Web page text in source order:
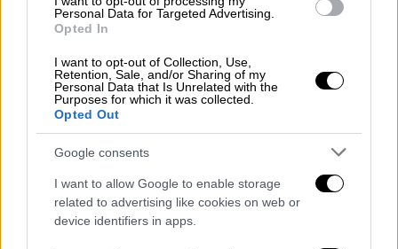
Personal Data for Targeted Advertising.
Opted In
I want to opt-out of Collection, Use,
Retention, Sale, and/or Sharing of my
Personal Data that Is Unrelated with the
Purposes for which it was collected.
Opted Out
Google consents
I want to allow Google to enable storage
related to advertising like cookies on web or
device identifiers in apps.
γεγονότα»
Σύμφωνα με την ανακοίνωση του τουρκικού
υπουργείου Εξωτερικών:
«Υπό το φως των τελευταίων εξελίξεων,
γίνεται όλο και πιο εμφανές ότι οι εντάσεις
επίθεση του Ισραήλ στην ιρανική πρεσβεία
Δαμασκό κινδυνεύουν να μετατραπούν